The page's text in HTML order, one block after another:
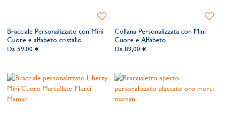
Bracciale Personalizzato con Mini
Cuore e alfabeto cristallo
Da 59,00 €
Aggiungi
lista
Collana Personalizzata con Mini
Cuore e Alfabeto
Da 89,00 €
lista